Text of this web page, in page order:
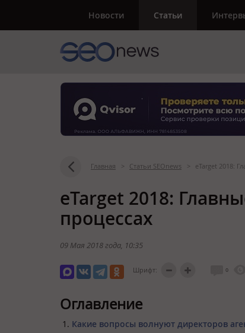
Новости Статьи
Главная > Статьи SEOnews > eTarget 2018:
eTarget 2018:
процессах
09 Мая 2018 года , 10:35
Шрифт: 0
Оглавление
Какие вопросы волнуют директоров